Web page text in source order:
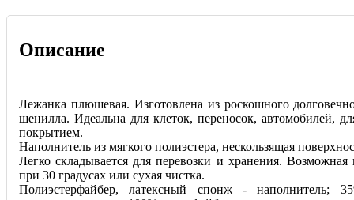
Описание
Лежанка плюшевая. Изготовлена из роскошного
шенилла. Идеальна для клеток, переносок, автомобилей,
покрытием.
Наполнитель из мягкого полиэстера, нескользящая
Легко складывается для перевозки и хранения.
при 30 градусах или сухая чистка.
Полиэстерфайбер, латексный спонж - наполнитель;